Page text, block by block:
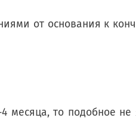
от основания к
месяца, то подобное не